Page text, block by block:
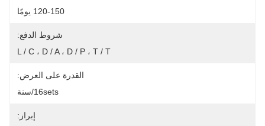
120-150 يومًا
شروط الدفع:
L / C ، D / A ، D / P ، T / T
القدرة على العرض:
16sets/سنة
إبراز: